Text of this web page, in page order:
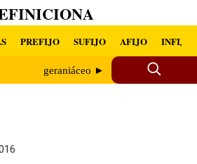
PREFIJO SUFIJO AFIJO INFIJO
geraniáceo ►